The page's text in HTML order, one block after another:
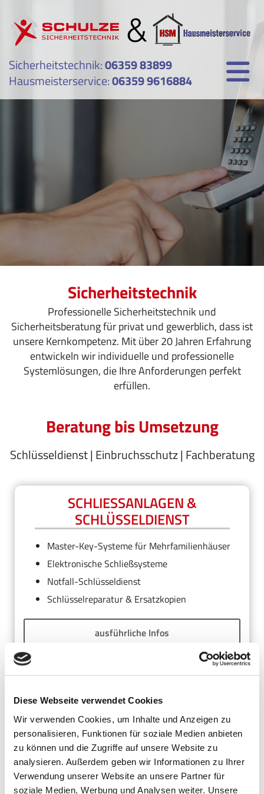
Diese Webseite verwendet Cookies
Wir verwenden Cookies, um Inhalte und Anzeigen zu
personalisieren, Funktionen für soziale Medien anbieten
zu können und die Zugriffe auf unsere Website zu
analysieren. Außerdem geben wir Informationen zu Ihrer
Verwendung unserer Website an unsere Partner für
soziale Medien, Werbung und Analysen weiter. Unsere
Sicherheitstechnik:06359 83899
Hausmeisterservice:06359 9616884
Sicherheitstechnik
Professionelle Sicherheitstechnik und
Sicherheitsberatung für privat und gewerblich, dass ist
unsere Kernkompetenz. Mit über 20 Jahren Erfahrung
entwickeln wir individuelle und professionelle
Systemlösungen, die Ihre Anforderungen perfekt
erfüllen.
Beratung bis Umsetzung
Schlüsseldienst | Einbruchsschutz | Fachberatung
SCHLIESSANLAGEN & S
CHLÜSSELDIENST
Master-Key-Systeme für Mehrfamilienhäuser
Elektronische Schließsysteme
Notfall-Schlüsseldienst
Schlüsselreparatur & Ersatzkopien
ausführliche Infos
EINBRUCHSCHUTZ
Sicherheitsberatung & Schwachstellenanalyse
Moderne Sicherheitsschlösser
Türen & Fensterverriegelungen
Alarmanlagen & Überwachungssysteme